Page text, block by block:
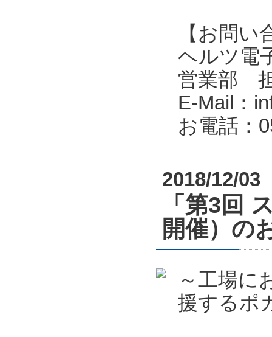
【お問い
ヘルツ電
営業部
E-Mail：
お電話：
2018/12/03
「第3回
開催）の
～工場に
援するポ